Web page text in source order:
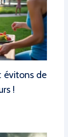
évitons de
!